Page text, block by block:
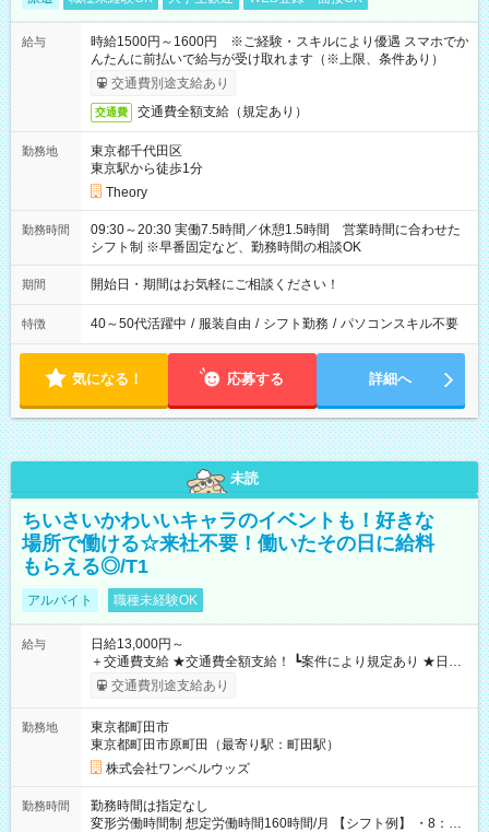
給与
時給1500円～1600円 ※ご経験・スキルにより優遇 スマホでか
んたんに前払いで給与が受け取れます（※上限、条件あり）
交通費別途支給あり
交通費 交通費全額支給（規定あり）
勤務地
東京都千代田区
東京駅から徒歩1分
Theory
勤務時間
09:30～20:30 実働7.5時間／休憩1.5時間 営業時間に合わせた
シフト制 ※早番固定など、勤務時間の相談OK
期間 開始日・期間はお気軽にご相談ください！
特徴 40～50代活躍中 / 服装自由 / シフト勤務 / パソコンスキル不要
気になる！ 応募する 詳細へ
未読
ちいさいかわいいキャラのイベントも！好きな
場所で働ける☆来社不要！働いたその日に給料
もらえる◎/T1
アルバイト 職種未経験OK
給与
日給13,000円～
＋交通費支給 ★交通費全額支給！ ┗案件により規定あり ★日払
いOK！（規定あり） ┗働いたその日に現金GET♪ お仕事後はコ
ンビニATMから 日払い分を引き落とせます！ 【試用期間】試
交通費別途支給あり
勤務地
東京都町田市
東京都町田市原町田（最寄り駅：町田駅）
株式会社ワンベルウッズ
勤務時間
勤務時間は指定なし
変形労働時間制 想定労働時間160時間/月 【シフト例】 ・8：00